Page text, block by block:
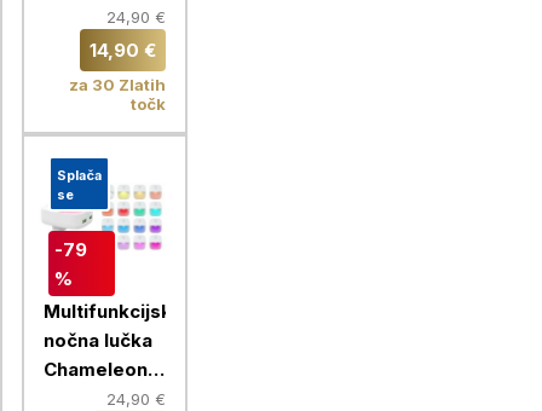
vgrajenim
časovnikom,
Chameleon
24,90 €
14,90 €
za 30 Zlatih
točk
Splača
se
-79
%
Multifunkcijska
nočna lučka
Chameleon +
hišni polnilec
24,90 €